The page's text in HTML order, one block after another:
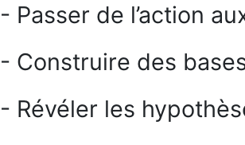
- Passer de l’action
- Construire des
- Révéler les